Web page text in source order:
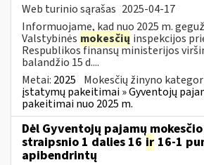
Web turinio sąrašas 2025-04-17
Informuojame, kad nuo 2025 m.
Valstybinės mokesčių inspekcijos
Respublikos finansų ministerijos
balandžio 15 d....
Metai: 2025 Mokesčių žinyno
įstatymų pakeitimai » Gyventojų
pakeitimai nuo 2025 m.
Dėl Gyventojų pajamų
straipsnio 1 dalies 16 ir 16-1
apibendrintų